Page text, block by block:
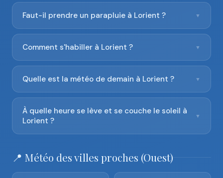
Faut-il prendre un parapluie à Lorient ? ▼
Comment s'habiller à Lorient ? ▼
Quelle est la météo de demain à Lorient ? ▼
À quelle heure se lève et se couche le soleil à
Lorient ?
▼
📍 Météo des villes proches (Ouest)